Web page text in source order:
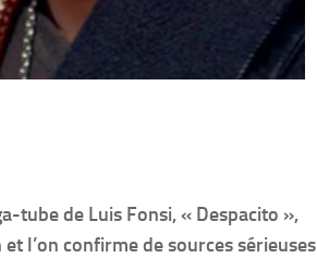
tube de Luis Fonsi, « Despacito »,
l’on confirme de sources sérieuses